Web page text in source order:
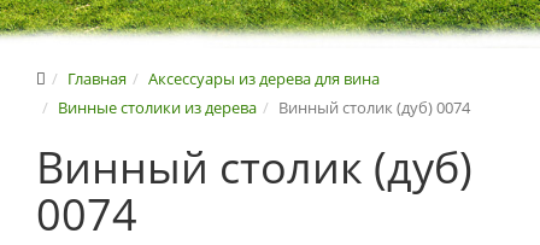
Главная
Аксессуары из дерева для вина
Винные столики из дерева
Винный столик (дуб) 0074
Винный столик (дуб)
0074